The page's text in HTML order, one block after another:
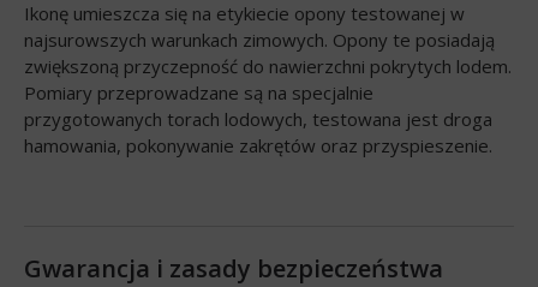
Ikonę umieszcza się na etykiecie opony testowanej w
najsurowszych warunkach zimowych. Opony te posiadają
zwiększoną przyczepność do nawierzchni pokrytych lodem.
Pomiary przeprowadzane są na specjalnie
przygotowanych torach lodowych, testowana jest droga
hamowania, pokonywanie zakrętów oraz przyspieszenie.
Gwarancja i zasady bezpieczeństwa